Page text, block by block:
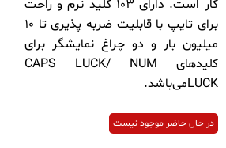
کار است. دارای 103 کلید نرم و راحت
برای تایپ با قابلیت ضربه پذیری تا 10
میلیون بار و دو چراغ نمایشگر برای
کلیدهای CAPS LUCK/ NUM
LUCKمی‌باشد.
در حال حاضر موجود نیست